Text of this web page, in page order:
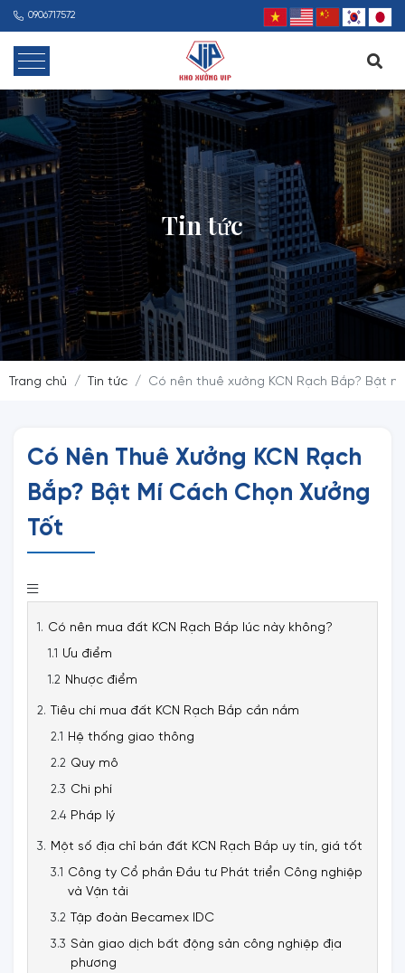
0906717572
Tin tức
Trang chủ Tin tức Có nên thuê xưởng KCN Rạch Bắp? Bật
Có Nên Thuê Xưởng KCN Rạch
Bắp? Bật Mí Cách Chọn Xưởng
Tốt
Có nên mua đất KCN Rạch Bắp lúc này không?
Ưu điểm
Nhược điểm
Tiêu chí mua đất KCN Rạch Bắp cần nắm
Hệ thống giao thông
Quy mô
Chi phí
Pháp lý
Một số địa chỉ bán đất KCN Rạch Bắp uy tín, giá tốt
Công ty Cổ phần Đầu tư Phát triển Công nghiệp
và Vận tải
Tập đoàn Becamex IDC
Sàn giao dịch bất động sản công nghiệp địa
phương